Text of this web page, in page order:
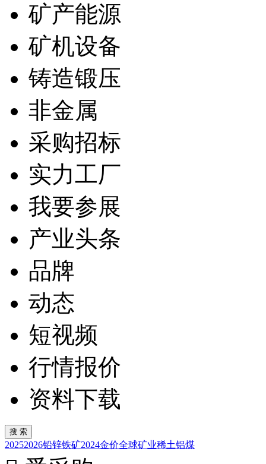
矿产能源
矿机设备
铸造锻压
非金属
采购招标
实力工厂
我要参展
产业头条
品牌
动态
短视频
行情报价
资料下载
20252026铅锌铁矿2024金价全球矿业稀土铝煤